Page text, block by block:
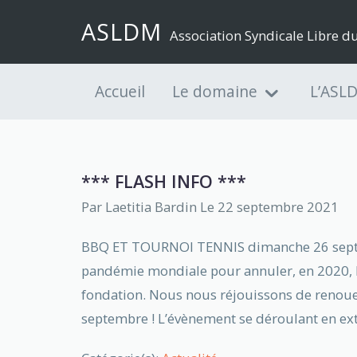
ASLDM Association Syndicale Libre
Accueil Le domaine
*** FLASH INFO ***
Par Laetitia Bardin Le 22 septembre 2021
BBQ ET TOURNOI TENNIS dimanche 26
pandémie mondiale pour annuler, en
fondation. Nous nous réjouissons de
septembre ! L’évènement se déroulant en